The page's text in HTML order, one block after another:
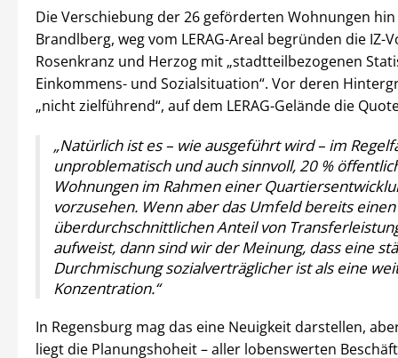
Die Verschiebung der 26 geförderten Wohnungen
Brandlberg, weg vom LERAG-Areal begründen die IZ-
Rosenkranz und Herzog mit „stadtteilbezogenen
Einkommens- und Sozialsituation“. Vor deren
„nicht zielführend“, auf dem LERAG-Gelände die
„Natürlich ist es – wie ausgeführt wird – im
unproblematisch und auch sinnvoll, 20 %
Wohnungen im Rahmen einer
vorzusehen. Wenn aber das Umfeld bereits
überdurchschnittlichen Anteil von
aufweist, dann sind wir der Meinung, dass eine
Durchmischung sozialverträglicher ist als eine
Konzentration.“
In Regensburg mag das eine Neuigkeit darstellen,
liegt die Planungshoheit – aller lobenswerten